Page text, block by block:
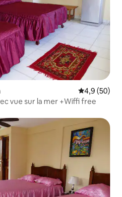
Note
4,9 (50)
vue sur la mer +Wiffi free